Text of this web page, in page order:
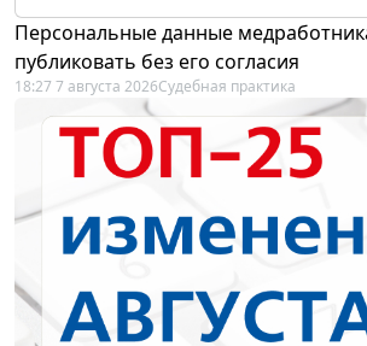
Персональные данные
публиковать без его согласия
18:27 7 августа 2026Судебная практика